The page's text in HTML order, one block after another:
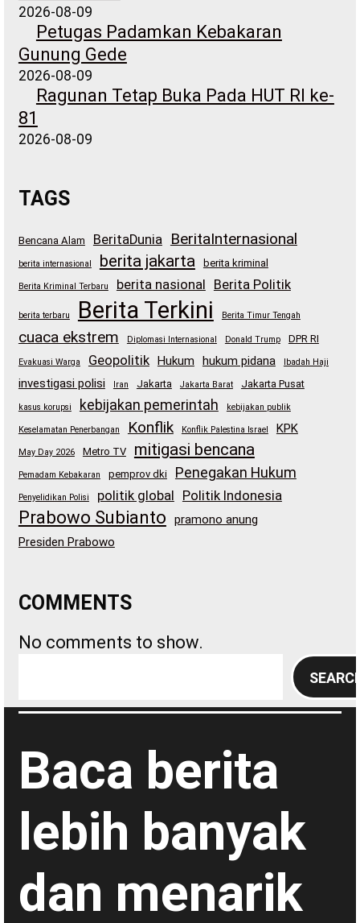
2026-08-09
Petugas Padamkan Kebakaran
Gunung Gede
2026-08-09
Ragunan Tetap Buka Pada HUT RI ke-
81
2026-08-09
TAGS
Bencana Alam BeritaDunia BeritaInternasional
berita internasional berita jakarta berita kriminal
Berita Kriminal Terbaru berita nasional Berita Politik
berita terbaru Berita Terkini Berita Timur Tengah
cuaca ekstrem Diplomasi Internasional Donald Trump DPR RI
Evakuasi Warga Geopolitik Hukum hukum pidana Ibadah Haji
investigasi polisi Iran Jakarta Jakarta Barat Jakarta Pusat
kasus korupsi kebijakan pemerintah kebijakan publik
Keselamatan Penerbangan Konflik Konflik Palestina Israel KPK
May Day 2026 Metro TV mitigasi bencana
Pemadam Kebakaran pemprov dki Penegakan Hukum
Penyelidikan Polisi politik global Politik Indonesia
Prabowo Subianto
pramono anung
Presiden Prabowo
COMMENTS
No comments to show.
a
c
Baca berita
lebih banyak
dan menarik